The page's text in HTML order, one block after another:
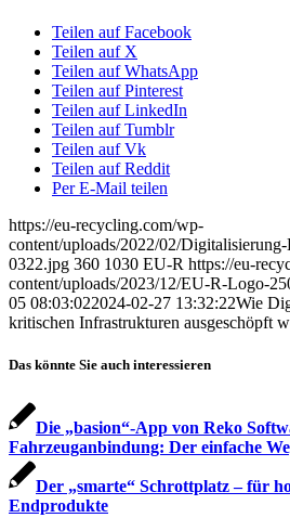
Teilen auf Facebook
Teilen auf X
Teilen auf WhatsApp
Teilen auf Pinterest
Teilen auf LinkedIn
Teilen auf Tumblr
Teilen auf Vk
Teilen auf Reddit
Per E-Mail teilen
https://eu-recycling.com/wp-
content/uploads/2022/02/
0322.jpg 360 1030 EU-R https://eu-
content/uploads/2023/12/EU-R-Logo-
05 08:03:022024-02-27 13:32:22Wie
kritischen Infrastrukturen ausgeschöpft
Das könnte Sie auch interessieren
Die „basion“-App von Reko
Fahrzeuganbindung: Der einfache
Der „smarte“ Schrottplatz – für
Endprodukte